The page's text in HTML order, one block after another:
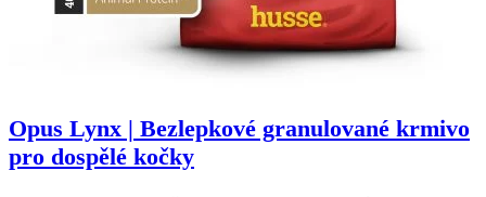
Opus Lynx | Bezlepkové granulované krmivo
pro dospělé kočky